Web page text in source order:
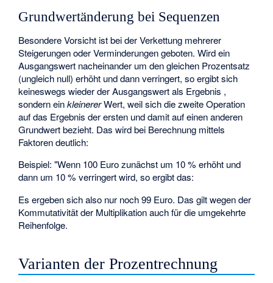
Grundwertänderung bei Sequenzen
Besondere Vorsicht ist bei der Verkettung mehrerer
Steigerungen oder Verminderungen geboten. Wird ein
Ausgangswert nacheinander um den gleichen Prozentsatz
(ungleich null) erhöht und dann verringert, so ergibt sich
keineswegs wieder der Ausgangswert als Ergebnis ,
sondern einkleinererWert, weil sich die zweite Operation
auf das Ergebnis der ersten und damit auf einen anderen
Grundwert bezieht. Das wird bei Berechnung mittels
Faktoren deutlich:
Beispiel: "Wenn 100 Euro zunächst um 10 % erhöht und
dann um 10 % verringert wird, so ergibt das:
Es ergeben sich also nur noch 99 Euro. Das gilt wegen der
Kommutativität der Multiplikation auch für die umgekehrte
Reihenfolge.
Varianten der Prozentrechnung